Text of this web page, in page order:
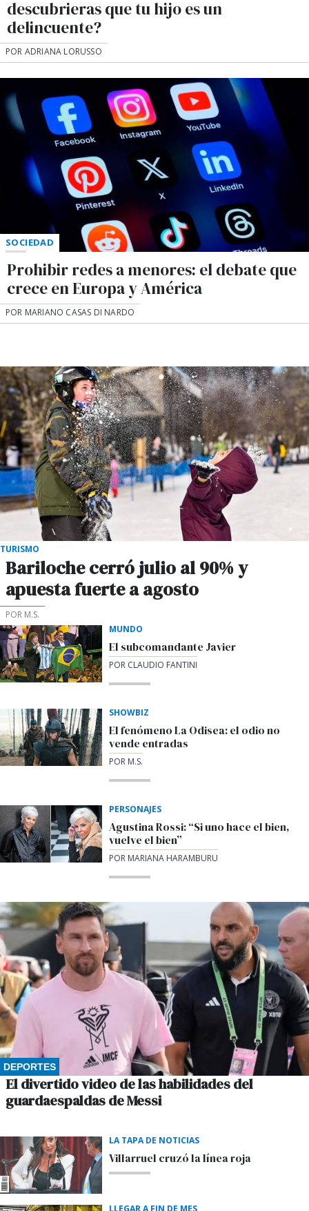
descubrieras que tu hijo es un
delincuente?
POR ADRIANA LORUSSO
SOCIEDAD
Prohibir redes a menores: el debate que
crece en Europa y América
POR MARIANO CASAS DI NARDO
TURISMO
Bariloche cerró julio al 90% y
apuesta fuerte a agosto
POR M.S.
MUNDO
El subcomandante Javier
POR CLAUDIO FANTINI
SHOWBIZ
El fenómeno La Odisea: el odio no
vende entradas
POR M.S.
PERSONAJES
Agustina Rossi: “Si uno hace el bien,
vuelve el bien”
POR MARIANA HARAMBURU
DEPORTES
El divertido video de las habilidades del
guardaespaldas de Messi
LA TAPA DE NOTICIAS
Villarruel cruzó la línea roja
LLEGAR A FIN DE MES